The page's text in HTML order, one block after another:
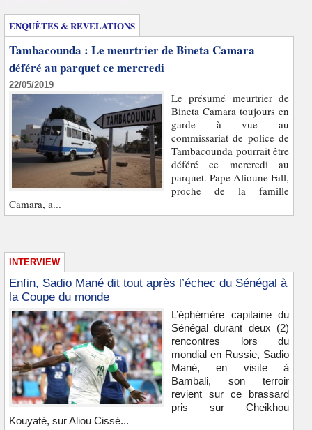
ENQUÊTES & REVELATIONS
Tambacounda : Le meurtrier de Bineta Camara
déféré au parquet ce mercredi
22/05/2019
Le présumé meurtrier de
Bineta Camara toujours en
garde à vue au
commissariat de police de
Tambacounda pourrait être
déféré ce mercredi au
parquet. Pape Alioune Fall,
proche de la famille
Camara, a...
INTERVIEW
Enfin, Sadio Mané dit tout après l’échec du Sénégal à
la Coupe du monde
L’éphémère capitaine du
Sénégal durant deux (2)
rencontres lors du
mondial en Russie, Sadio
Mané, en visite à
Bambali, son terroir
revient sur ce brassard
pris sur Cheikhou
Kouyaté, sur Aliou Cissé...